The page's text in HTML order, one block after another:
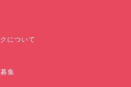
について
集